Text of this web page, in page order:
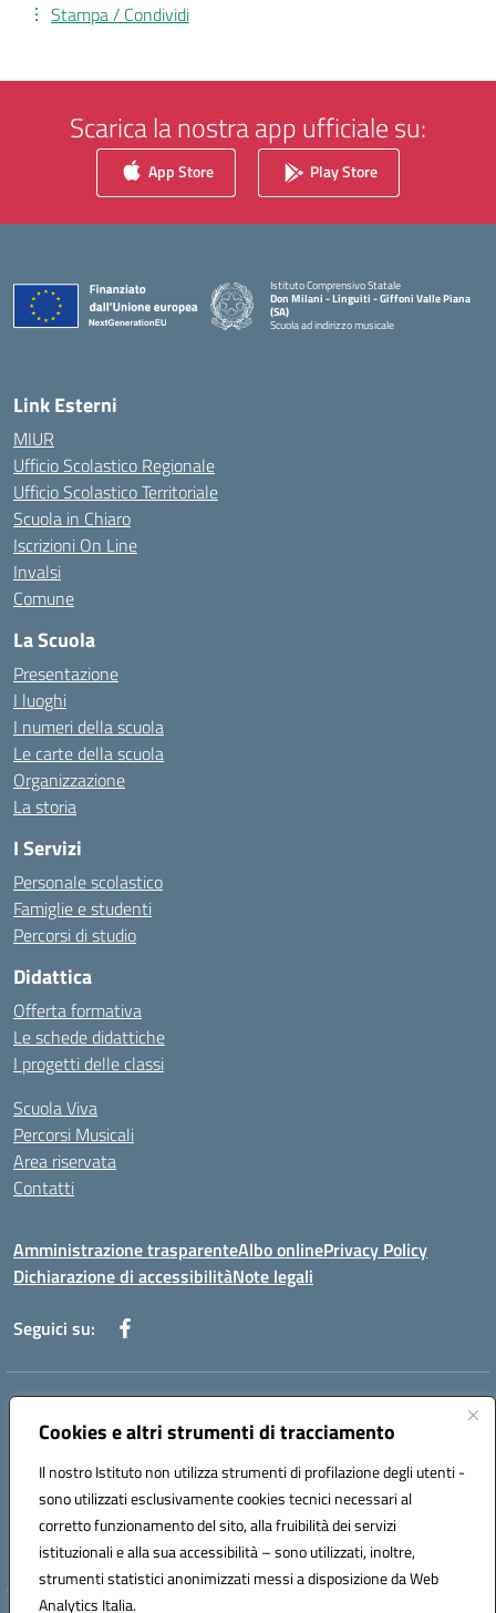
Cookies e altri strumenti di tracciamento
Il nostro Istituto non utilizza strumenti di profilazione degli utenti -
sono utilizzati esclusivamente cookies tecnici necessari al
corretto funzionamento del sito, alla fruibilità dei servizi
istituzionali e alla sua accessibilità – sono utilizzati, inoltre,
strumenti statistici anonimizzati messi a disposizione da Web
Analytics Italia.
Stampa / Condividi
Scarica la nostra app ufficiale su:
App Store Play Store
Istituto Comprensivo Statale
Don Milani - Linguiti - Giffoni Valle Piana
(SA)
Scuola ad indirizzo musicale
Link Esterni
MIUR
Ufficio Scolastico Regionale
Ufficio Scolastico Territoriale
Scuola in Chiaro
Iscrizioni On Line
Invalsi
Comune
La Scuola
Presentazione
I luoghi
I numeri della scuola
Le carte della scuola
Organizzazione
La storia
I Servizi
Personale scolastico
Famiglie e studenti
Percorsi di studio
Didattica
Offerta formativa
Le schede didattiche
I progetti delle classi
Scuola Viva
Percorsi Musicali
Area riservata
Contatti
Amministrazione trasparenteAlbo onlinePrivacy Policy
Dichiarazione di accessibilitàNote legali
Seguici su:
Indirizzo:
Centralino:089868360 Email:saic857007@istruzione.it
Codice fiscale: 80025860653
Codice meccanografico:
SAIC857007
Codice Indice delle Pubbliche Amministrazioni (IPA): istsc_saic857007